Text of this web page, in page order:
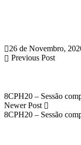
26 de Novembro,
Previous Post
8CPH20 – Sessão
Newer Post
8CPH20 – Sessão